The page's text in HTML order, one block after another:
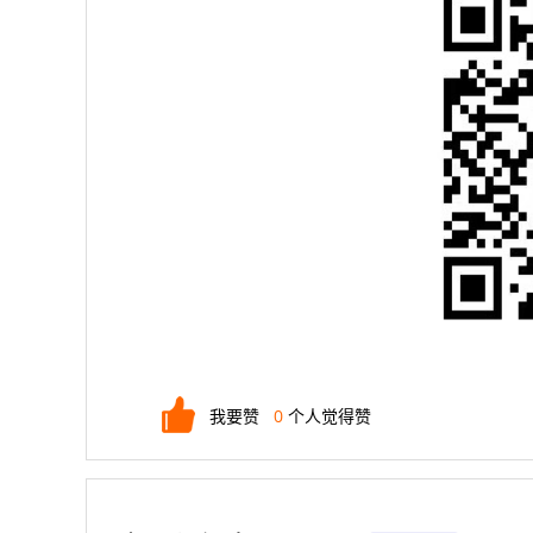
我要赞 0 个人觉得赞